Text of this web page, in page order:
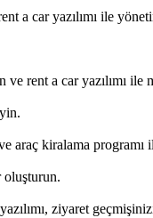
a car yazılımı ile
rent a car yazılımı ile
araç kiralama
oluşturun.
ziyaret